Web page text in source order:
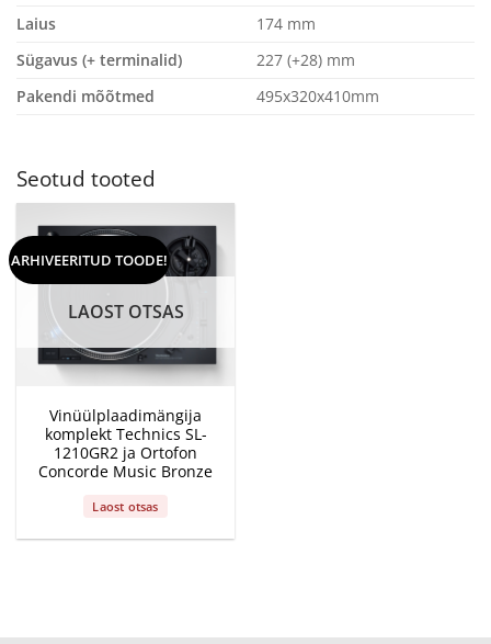
Laius
174 mm
Sügavus (+ terminalid)
227 (+28) mm
Pakendi mõõtmed
495x320x410mm
Seotud tooted
ARHIVEERITUD TOODE!
LAOST OTSAS
Vinüülplaadimängija
komplekt Technics SL-
1210GR2 ja Ortofon
Concorde Music Bronze
Laost otsas